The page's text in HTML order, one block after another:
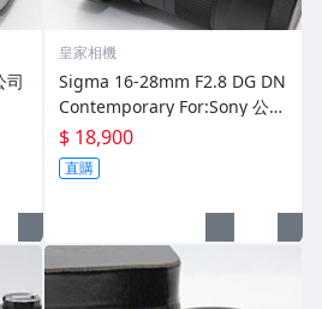
司
皇家相機
Sigma 16-28mm F2.8 DG DN
Contemporary For:Sony 公司
貨
$ 18,900
直購